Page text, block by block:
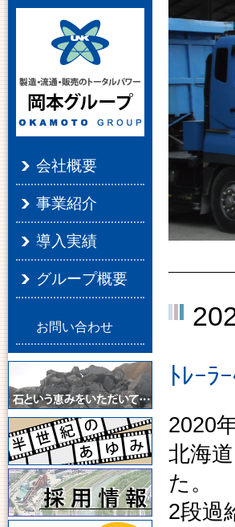
会社概要
事業紹介
導入実績
グループ概要
お問い合わせ
ﾄﾚｰﾗ
2020
北海
た。
2段過